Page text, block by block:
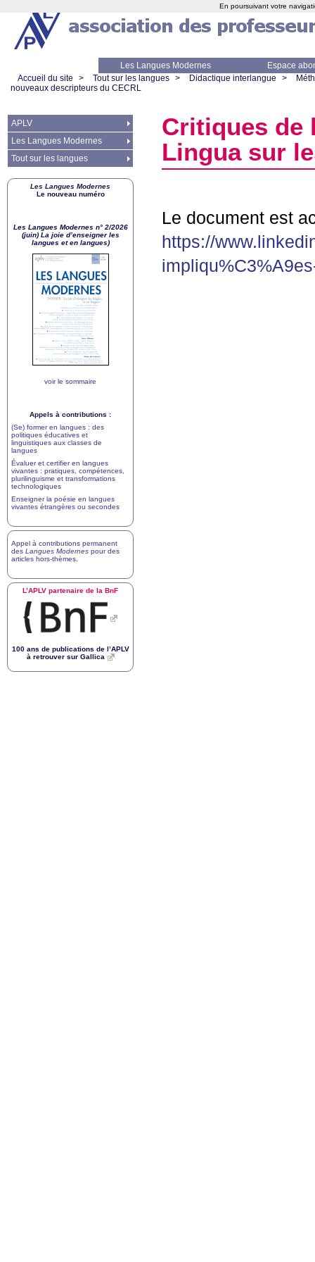
Les Langues Modernes
Espace
Accueil du site
> Tout sur les langues > Didactique interlangue >
nouveaux descripteurs du CECRL
Critiques de
Lingua sur
Le document est
https://
APLV
Les Langues Modernes
Tout sur les langues
Les Langues Modernes
Le nouveau numéro
Les Langues Modernes n° 2/2026
(juin) La joie d’enseigner les
langues et en langues)
voir le sommaire
Appels à contributions :
(Se) former en langues : des
politiques éducatives et
linguistiques aux classes de
langues
Évaluer et certifier en langues
vivantes : pratiques, compétences,
plurilinguisme et transformations
technologiques
Enseigner la poésie en langues
vivantes étrangères ou secondes
Appel à contributions permanent
des Langues Modernes pour des
articles hors-thèmes
L’APLV partenaire de la BnF
100 ans de publications de l’APLV
à retrouver sur Gallica
En poursuivant votre